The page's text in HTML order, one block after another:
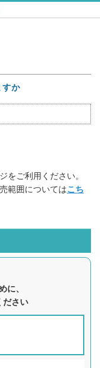
すか
をご利用ください。
範囲についてはこち
に、
ださい